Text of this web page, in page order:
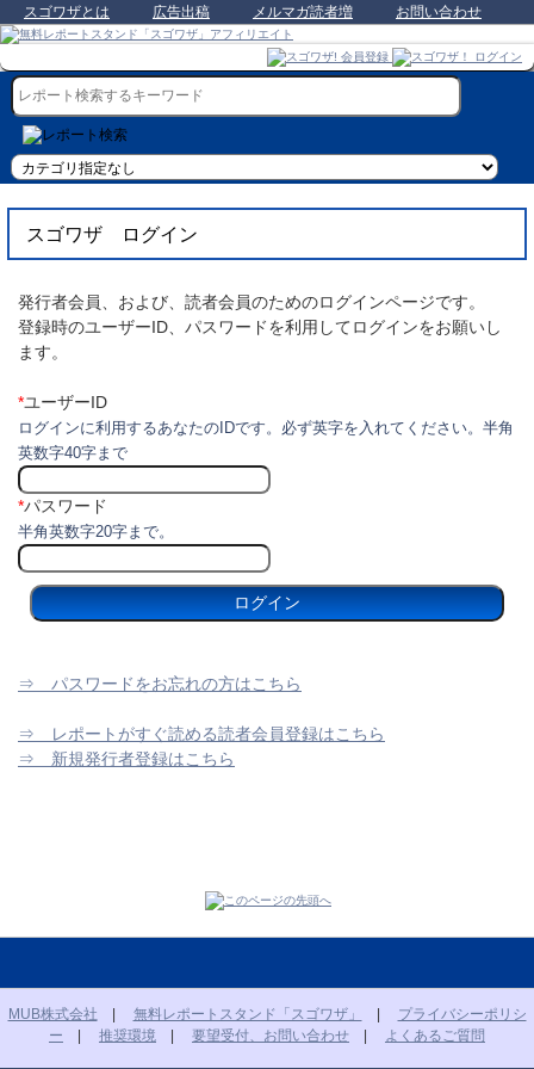
スゴワザとは 広告出稿 メルマガ読者増 お問い合わせ
スゴワザ ログイン
発行者会員、および、読者会員のためのログインページです。
登録時のユーザーID、パスワードを利用してログインをお願いし
ます。
*ユーザーID
ログインに利用するあなたのIDです。必ず英字を入れてください。半角
英数字40字まで
*パスワード
半角英数字20字まで。
⇒ パスワードをお忘れの方はこちら
⇒ レポートがすぐ読める読者会員登録はこちら
⇒ 新規発行者登録はこちら
MUB株式会社 | 無料レポートスタンド「スゴワザ」 |
プライバシーポリシ
ー | 推奨環境 | 要望受付、お問い合わせ | よくあるご質問